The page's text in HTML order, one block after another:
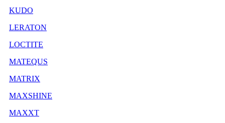
KUDO
LERATON
LOCTITE
MATEQUS
MATRIX
MAXSHINE
MAXXT